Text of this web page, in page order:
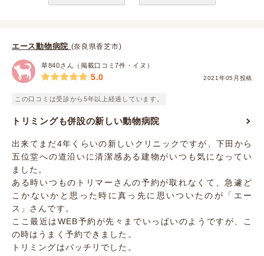
エース動物病院 (奈良県香芝市)
草840さん（掲載口コミ7件・イヌ）
2021年05月投稿
5.0
この口コミは受診から5年以上経過しています。
トリミングも併設の新しい動物病院
出来てまだ4年くらいの新しいクリニックですが、下田から
五位堂への道沿いに清潔感ある建物がいつも気になってい
ました。
ある時いつものトリマーさんの予約が取れなくて、急遽ど
こかないかと思った時に真っ先に思いついたのが「エー
ス」さんです。
ここ最近はWEB予約が先々までいっぱいのようですが、こ
の時はうまく予約できました。
トリミングはバッチリでした。